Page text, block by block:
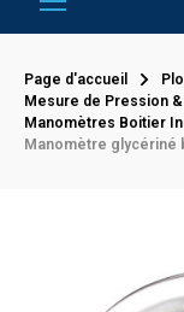
Page d'accueil
Mesure de Pression
Manomètres Boitier
Manomètre glycériné